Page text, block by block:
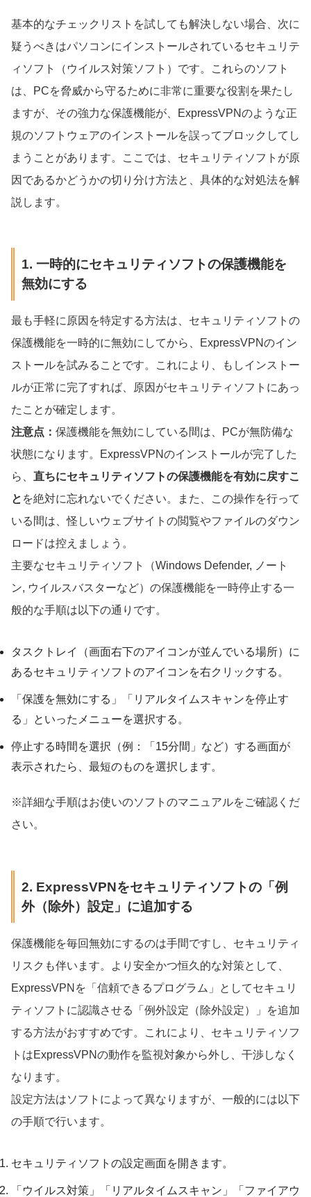
基本的なチェックリストを試しても解決しない場合、次に
疑うべきはパソコンにインストールされているセキュリテ
ィソフト（ウイルス対策ソフト）です。これらのソフト
は、PCを脅威から守るために非常に重要な役割を果たし
ますが、その強力な保護機能が、ExpressVPNのような正
規のソフトウェアのインストールを誤ってブロックしてし
まうことがあります。ここでは、セキュリティソフトが原
因であるかどうかの切り分け方法と、具体的な対処法を解
説します。
1. 一時的にセキュリティソフトの保護機能を
無効にする
最も手軽に原因を特定する方法は、セキュリティソフトの
保護機能を一時的に無効にしてから、ExpressVPNのイン
ストールを試みることです。これにより、もしインストー
ルが正常に完了すれば、原因がセキュリティソフトにあっ
たことが確定します。
注意点： 保護機能を無効にしている間は、PCが無防備な
状態になります。ExpressVPNのインストールが完了した
ら、 直ちにセキュリティソフトの保護機能を有効に戻すこ
と を絶対に忘れないでください。また、この操作を行って
いる間は、怪しいウェブサイトの閲覧やファイルのダウン
ロードは控えましょう。
主要なセキュリティソフト（Windows Defender, ノート
ン, ウイルスバスターなど）の保護機能を一時停止する一
般的な手順は以下の通りです。
タスクトレイ（画面右下のアイコンが並んでいる場所）に
あるセキュリティソフトのアイコンを右クリックする。
「保護を無効にする」「リアルタイムスキャンを停止す
る」といったメニューを選択する。
停止する時間を選択（例：「15分間」など）する画面が
表示されたら、最短のものを選択します。
※詳細な手順はお使いのソフトのマニュアルをご確認くだ
さい。
2. ExpressVPNをセキュリティソフトの「例
外（除外）設定」に追加する
保護機能を毎回無効にするのは手間ですし、セキュリティ
リスクも伴います。より安全かつ恒久的な対策として、
ExpressVPNを「信頼できるプログラム」としてセキュリ
ティソフトに認識させる「例外設定（除外設定）」を追加
する方法がおすすめです。これにより、セキュリティソフ
トはExpressVPNの動作を監視対象から外し、干渉しなく
なります。
設定方法はソフトによって異なりますが、一般的には以下
の手順で行います。
セキュリティソフトの設定画面を開きます。
「ウイルス対策」「リアルタイムスキャン」「ファイアウ